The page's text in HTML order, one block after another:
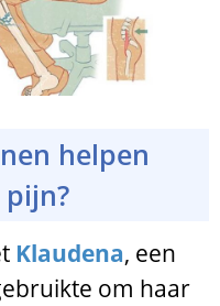
helpen
Klaudena, een
om haar